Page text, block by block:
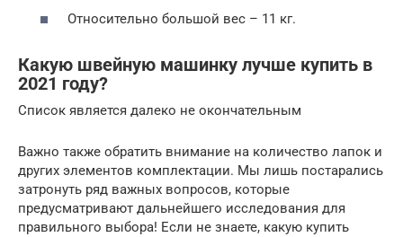
Относительно большой вес – 11 кг.
Какую швейную машинку лучше купить в
2021 году?
Список является далеко не окончательным
Важно также обратить внимание на количество лапок и
других элементов комплектации. Мы лишь постарались
затронуть ряд важных вопросов, которые
предусматривают дальнейшего исследования для
правильного выбора! Если не знаете, какую купить